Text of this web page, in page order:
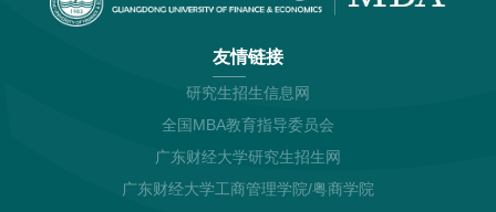
友情链接
研究生招生信息网
全国MBA教育指导委员会
广东财经大学研究生招生网
广东财经大学工商管理学院/粤商学院